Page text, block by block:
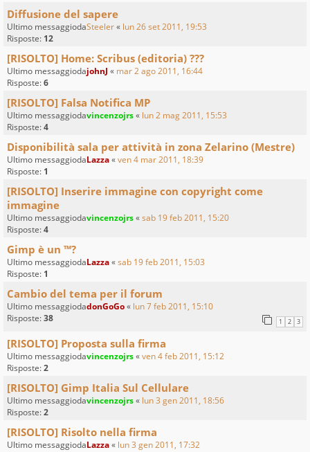
Diffusione del sapere
Ultimo messaggiodaSteeler« lun 26 set 2011, 19:53
Risposte: 12
[RISOLTO] Home: Scribus (editoria) ???
Ultimo messaggiodajohnJ « mar 2 ago 2011, 16:44
Risposte:6
[RISOLTO] Falsa Notifica MP
Ultimo messaggiodavincenzojrs« lun 2 mag 2011, 15:53
Risposte:4
Disponibilità sala per attività in zona Zelarino (Mestre)
Ultimo messaggiodaLazza«ven 4 mar 2011, 18:39
Risposte: 1
[RISOLTO] Inserire immagine con copyright come
immagine
Ultimo messaggiodavincenzojrs«sab 19 feb 2011, 15:20
Risposte:4
Gimp è un ™?
Ultimo messaggiodaLazza«sab 19 feb 2011, 15:03
Risposte: 1
Cambio del tema per il forum
Ultimo messaggiodadonGoGo« lun 7 feb 2011, 15:10
Risposte:38 1 2 3
[RISOLTO] Proposta sulla firma
Ultimo messaggiodavincenzojrs«ven 4 feb 2011, 15:12
Risposte:2
[RISOLTO] Gimp Italia Sul Cellulare
Ultimo messaggiodavincenzojrs« lun 3 gen 2011, 18:56
Risposte:2
[RISOLTO] Risolto nella firma
Ultimo messaggiodaLazza« lun 3 gen 2011, 17:32